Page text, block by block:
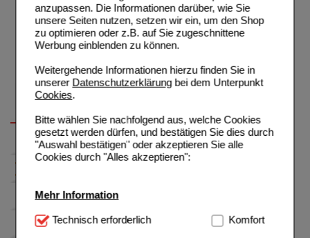
anzupassen. Die Informationen darüber, wie Sie
unsere Seiten nutzen, setzen wir ein, um den Shop
zu optimieren oder z.B. auf Sie zugeschnittene
Werbung einblenden zu können.
Weitergehende Informationen hierzu finden Sie in
unserer Datenschutzerklärungbei dem Unterpunkt
Cookies.
Bitte wählen Sie nachfolgend aus, welche Cookies
gesetzt werden dürfen, und bestätigen Sie dies durch
"Auswahl bestätigen" oder akzeptieren Sie alle
Cookies durch "Alles akzeptieren":
Mehr Information
Technisch Notwendig:Hierbei handelt es sich um
Technisch erforderlich Komfort